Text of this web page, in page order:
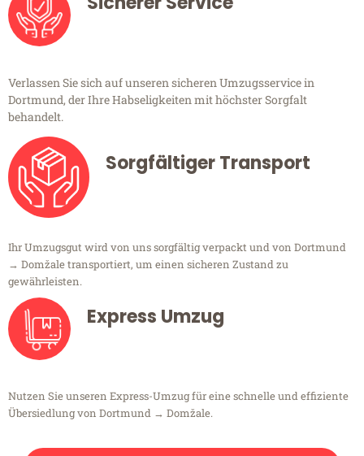
Verlassen Sie sich auf unseren sicheren Umzugsservice in
Dortmund, der Ihre Habseligkeiten mit höchster Sorgfalt
behandelt.
Sorgfältiger Transport
Ihr Umzugsgut wird von uns sorgfältig verpackt und von Dortmund
→ Domžale transportiert, um einen sicheren Zustand zu
gewährleisten.
Express Umzug
Nutzen Sie unseren Express-Umzug für eine schnelle und effiziente
Übersiedlung von Dortmund → Domžale.